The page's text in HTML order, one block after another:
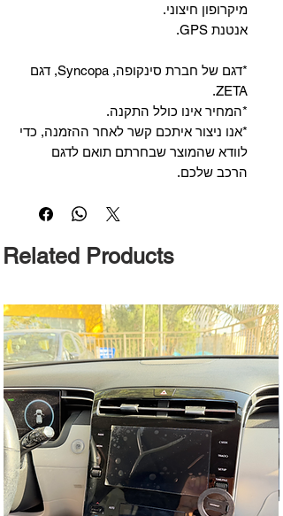
מיקרופון חיצוני.
אנטנת GPS.
*דגם של חברת סינקופה, Syncopa, דגם
ZETA.
*המחיר אינו כולל התקנה.
*אנו ניצור איתכם קשר לאחר ההזמנה, כדי
לוודא שהמוצר שבחרתם תואם לדגם
הרכב שלכם.
Related Products